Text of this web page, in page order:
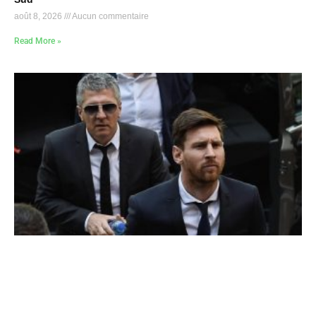
août 8, 2026 Aucun commentaire
Read More »